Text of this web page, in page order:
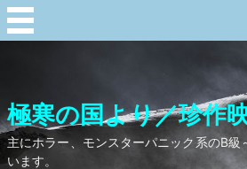
極寒の国より／珍作
主にホラー、モンスターパニック系のB級
います。